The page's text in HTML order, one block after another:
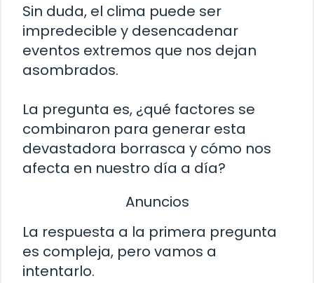
Sin duda, el clima puede ser
impredecible y desencadenar
eventos extremos que nos dejan
asombrados.
La pregunta es, ¿qué factores se
combinaron para generar esta
devastadora borrasca y cómo nos
afecta en nuestro día a día?
Anuncios
La respuesta a la primera pregunta
es compleja, pero vamos a
intentarlo.